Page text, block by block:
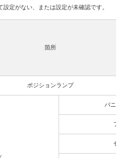
定がない、または設定が未確認です。
箇所
ポジションランプ
バニ
フ
セ